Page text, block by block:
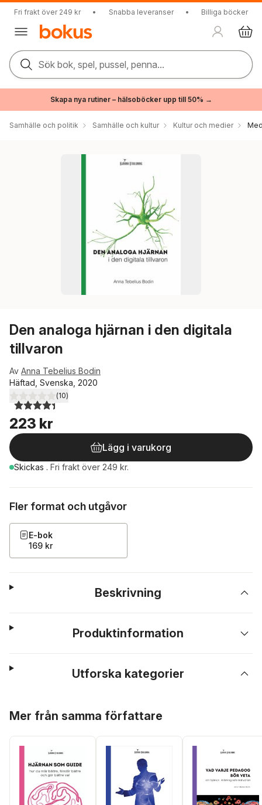
Fri frakt över 249 kr • Snabba leveranser • Billiga böcker
Sök bok, spel, pussel, penna...
Skapa nya rutiner – hälsoböcker upp till 50% →
Samhälle och politik Samhälle och kultur Kultur och medier
Den analoga hjärnan i den digitala
tillvaron
Av Anna Tebelius Bodin
Häftad, Svenska, 2020
4,4utav 5 stjärnor. Totalt antal röster:
(10)
223 kr
Lägg i varukorg
Skickas . Fri frakt över 249 kr.
Fler format och utgåvor
E-bok
169 kr
Beskrivning
Produktinformation
Utforska kategorier
Mer från samma författare